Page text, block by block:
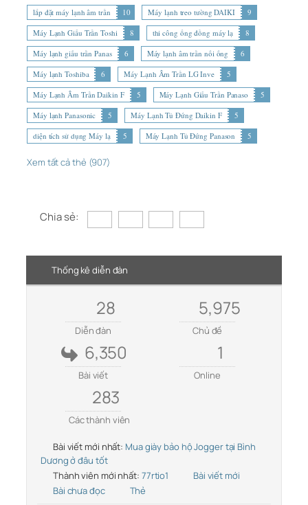
lắp đặt máy lạnh âm trần
10 Máy lạnh treo tường DAIKI
9
Máy Lạnh Giấu Trần Toshi
8 thi công ống đồng máy lạ
8
Máy lạnh giấu trần Panas
6 Máy lạnh âm trần nối ống
6
Máy lạnh Toshiba
6 Máy Lạnh Âm Trần LG Inve
5
Máy Lạnh Âm Trần Daikin F
5 Máy Lạnh Giấu Trần Panaso
5
Máy lạnh Panasonic
5 Máy Lạnh Tủ Đứng Daikin F
5
diện tích sử dụng Máy lạ
5 Máy Lạnh Tủ Đứng Panason 5
Xem tất cả thẻ (907)
Chia sẻ:
Thống kê diễn đàn
28
Diễn đàn
5,975
Chủ đề
6,350
Bài viết
1
Online
283
Các thành viên
Bài viết mới nhất: Mua giày bảo hộ Jogger tại Bình
Dương ở đâu tốt
Thành viên mới nhất: 77rtio1
Bài viết mới
Bài chưa đọc
Thẻ